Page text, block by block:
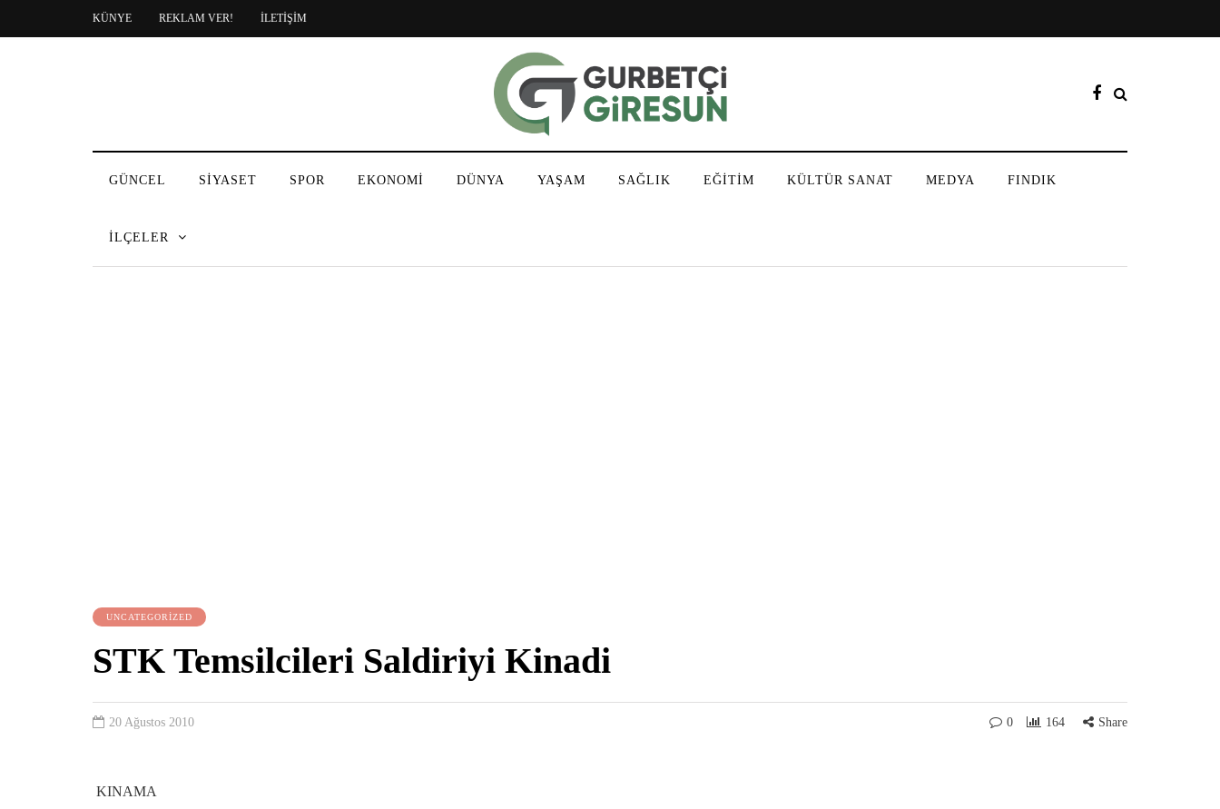
KÜNYE REKLAM VER! İLETİŞİM
GÜNCEL SİYASET SPOR EKONOMİ DÜNYA YAŞAM SAĞLIK EĞİTİM KÜLTÜR SANAT MEDYA FINDIK
İLÇELER
UNCATEGORIZED
STK Temsilcileri Saldiriyi Kinadi
20 Ağustos 2010 0 164 Share
KINAMA